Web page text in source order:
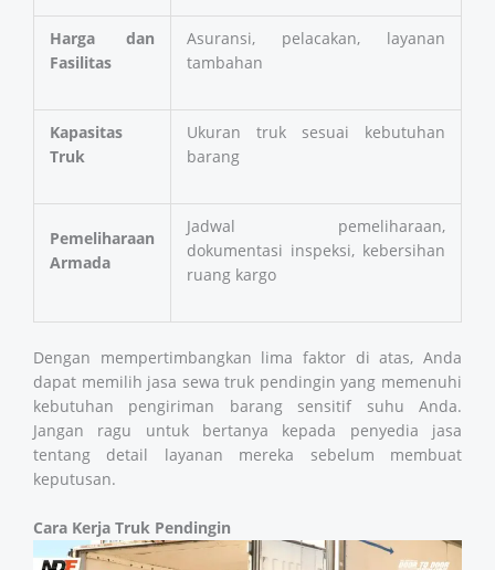
Harga dan
Fasilitas
Asuransi, pelacakan, layanan
tambahan
Kapasitas
Truk
Ukuran truk sesuai kebutuhan
barang
Pemeliharaan
Armada
Jadwal pemeliharaan,
dokumentasi inspeksi, kebersihan
ruang kargo
Dengan mempertimbangkan lima faktor di atas, Anda
dapat memilih jasa sewa truk pendingin yang memenuhi
kebutuhan pengiriman barang sensitif suhu Anda.
Jangan ragu untuk bertanya kepada penyedia jasa
tentang detail layanan mereka sebelum membuat
keputusan.
Cara Kerja Truk Pendingin